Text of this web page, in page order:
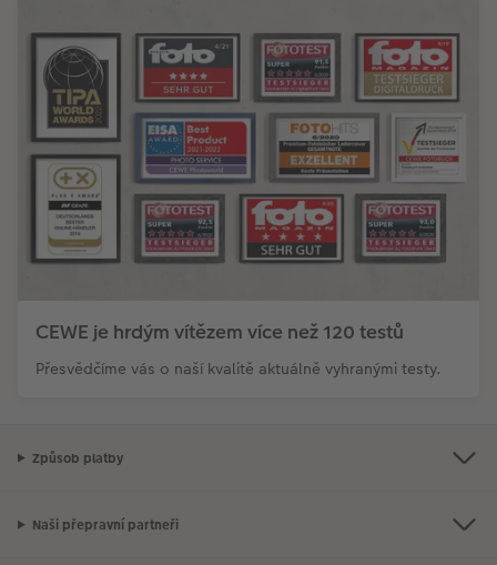
CEWE je hrdým vítězem více než 120 testů
Přesvědčíme vás o naší kvalitě aktuálně vyhranými testy.
Způsob platby
Naši přepravní partneři